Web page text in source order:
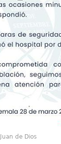
de Dios